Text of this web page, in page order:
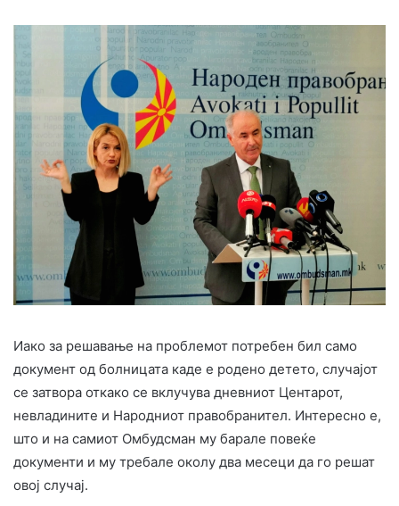
Иако за решавање на проблемот потребен бил само
документ од болницата каде е родено детето, случајот
се затвора откако се вклучува дневниот Центарот,
невладините и Народниот правобранител. Интересно е,
што и на самиот Омбудсман му барале повеќе
документи и му требале околу два месеци да го решат
овој случај.